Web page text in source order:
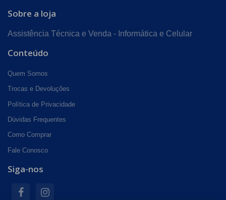
Sobre a loja
Assistência Técnica e Venda - Informática e Celular
Conteúdo
Quem Somos
Trocas e Devoluções
Política de Privacidade
Dúvidas Frequentes
Como Comprar
Fale Conosco
Siga-nos